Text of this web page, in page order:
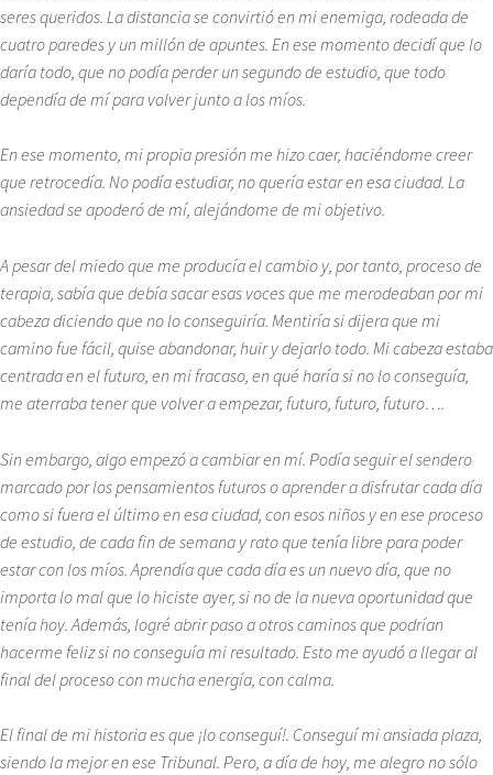
seres queridos. La distancia se convirtió en mi enemiga, rodeada de
cuatro paredes y un millón de apuntes. En ese momento decidí que lo
daría todo, que no podía perder un segundo de estudio, que todo
dependía de mí para volver junto a los míos.
En ese momento, mi propia presión me hizo caer, haciéndome creer
que retrocedía. No podía estudiar, no quería estar en esa ciudad. La
ansiedad se apoderó de mí, alejándome de mi objetivo.
A pesar del miedo que me producía el cambio y, por tanto, proceso de
terapia, sabía que debía sacar esas voces que me merodeaban por mi
cabeza diciendo que no lo conseguiría. Mentiría si dijera que mi
camino fue fácil, quise abandonar, huir y dejarlo todo. Mi cabeza estaba
centrada en el futuro, en mi fracaso, en qué haría si no lo conseguía,
me aterraba tener que volver a empezar, futuro, futuro, futuro….
Sin embargo, algo empezó a cambiar en mí. Podía seguir el sendero
marcado por los pensamientos futuros o aprender a disfrutar cada día
como si fuera el último en esa ciudad, con esos niños y en ese proceso
de estudio, de cada fin de semana y rato que tenía libre para poder
estar con los míos. Aprendía que cada día es un nuevo día, que no
importa lo mal que lo hiciste ayer, si no de la nueva oportunidad que
tenía hoy. Además, logré abrir paso a otros caminos que podrían
hacerme feliz si no conseguía mi resultado. Esto me ayudó a llegar al
final del proceso con mucha energía, con calma.
El final de mi historia es que ¡lo conseguí!. Conseguí mi ansiada plaza,
siendo la mejor en ese Tribunal. Pero, a día de hoy, me alegro no sólo